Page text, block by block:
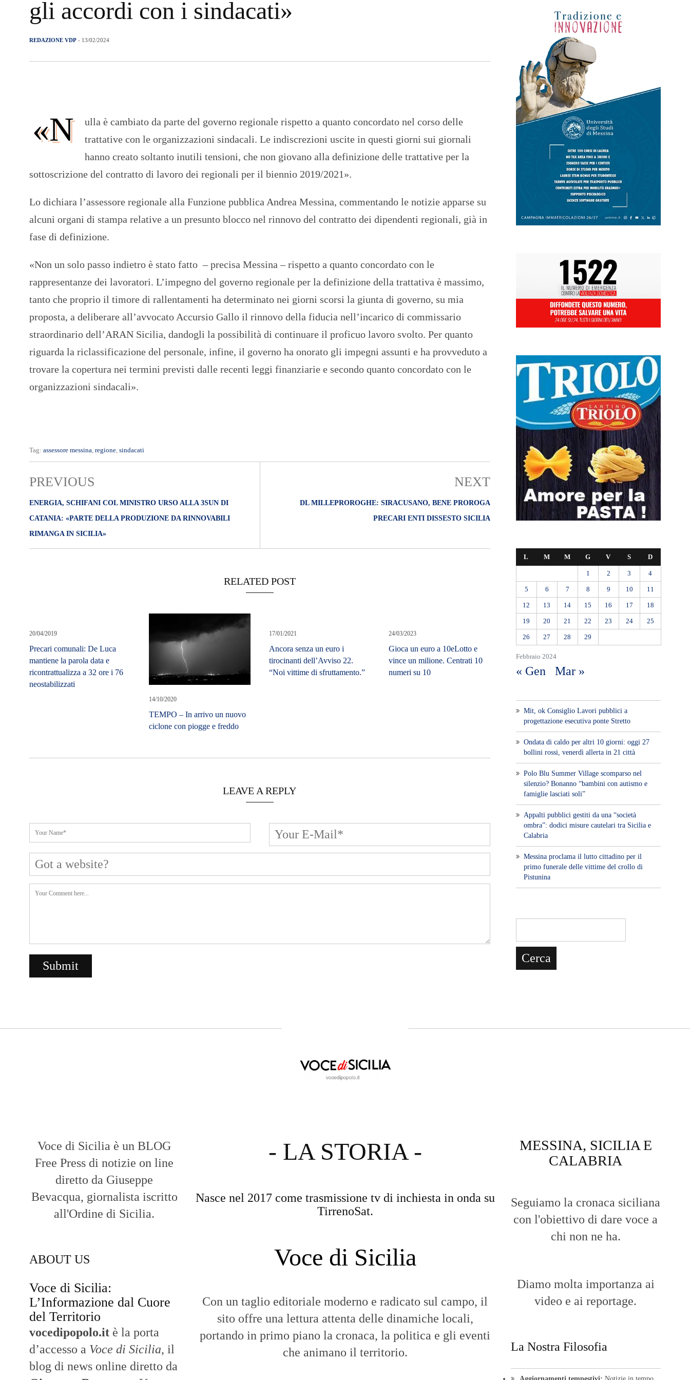
N
I
N
H
E
T
E
R
A
E
S
o
t
T
I
gli accordi con i sindacati»
REDAZIONE VDP - 13/02/2024
«N
ulla è cambiato da parte del governo regionale rispetto a quanto concordato nel corso delle
trattative con le organizzazioni sindacali. Le indiscrezioni uscite in questi giorni sui giornali
hanno creato soltanto inutili tensioni, che non giovano alla definizione delle trattative per la
sottoscrizione del contratto di lavoro dei regionali per il biennio 2019/2021».
Lo dichiara l’assessore regionale alla Funzione pubblica Andrea Messina, commentando le notizie apparse su
alcuni organi di stampa relative a un presunto blocco nel rinnovo del contratto dei dipendenti regionali, già in
fase di definizione.
«Non un solo passo indietro è stato fatto – precisa Messina – rispetto a quanto concordato con le
rappresentanze dei lavoratori. L’impegno del governo regionale per la definizione della trattativa è massimo,
tanto che proprio il timore di rallentamenti ha determinato nei giorni scorsi la giunta di governo, su mia
proposta, a deliberare all’avvocato Accursio Gallo il rinnovo della fiducia nell’incarico di commissario
straordinario dell’ARAN Sicilia, dandogli la possibilità di continuare il proficuo lavoro svolto. Per quanto
riguarda la riclassificazione del personale, infine, il governo ha onorato gli impegni assunti e ha provveduto a
trovare la copertura nei termini previsti dalle recenti leggi finanziarie e secondo quanto concordato con le
organizzazioni sindacali».
Tag: assessore messina regione sindacati
PREVIOUS
ENERGIA, SCHIFANI COL MINISTRO URSO ALLA 3SUN DI
CATANIA: «PARTE DELLA PRODUZIONE DA RINNOVABILI
RIMANGA IN SICILIA»
NEXT
DL MILLEPROROGHE: SIRACUSANO, BENE PROROGA
PRECARI ENTI DISSESTO SICILIA
RELATED POST
20/04/2019
Precari comunali: De Luca
mantiene la parola data e
ricontrattualizza a 32 ore i 76
neostabilizzati
14/10/2020
TEMPO – In arrivo un nuovo
ciclone con piogge e freddo
17/01/2021
Ancora senza un euro i
tirocinanti dell’Avviso 22.
“Noi vittime di sfruttamento.”
24/03/2023
Gioca un euro a 10eLotto e
vince un milione. Centrati 10
numeri su 10
LEAVE A REPLY
Febbraio 2024
L M M G V S D
1 2 3 4
5 6 7 8 9 10 11
12 13 14 15 16 17 18
19 20 21 22 23 24 25
26 27 28 29
« Gen Mar »
Mit, ok Consiglio Lavori pubblici a
progettazione esecutiva ponte Stretto
Ondata di caldo per altri 10 giorni: oggi 27
bollini rossi, venerdì allerta in 21 città
Polo Blu Summer Village scomparso nel
silenzio? Bonanno “bambini con autismo e
famiglie lasciati soli”
Appalti pubblici gestiti da una “società
ombra”: dodici misure cautelari tra Sicilia e
Calabria
Messina proclama il lutto cittadino per il
primo funerale delle vittime del crollo di
Pistunina
Voce di Sicilia è un BLOG
Free Press di notizie on line
diretto da Giuseppe
Bevacqua, giornalista iscritto
all'Ordine di Sicilia.
ABOUT US
Voce di Sicilia:
L’Informazione dal Cuore
del Territorio
vocedipopolo.it è la porta
d’accesso a Voce di Sicilia, il
blog di news online diretto da
- LA STORIA -
Nasce nel 2017 come trasmissione tv di inchiesta in onda su
TirrenoSat.
Voce di Sicilia
Con un taglio editoriale moderno e radicato sul campo, il
sito offre una lettura attenta delle dinamiche locali,
portando in primo piano la cronaca, la politica e gli eventi
che animano il territorio.
MESSINA, SICILIA E
CALABRIA
Seguiamo la cronaca siciliana
con l'obiettivo di dare voce a
chi non ne ha.
Diamo molta importanza ai
video e ai reportage.
La Nostra Filosofia